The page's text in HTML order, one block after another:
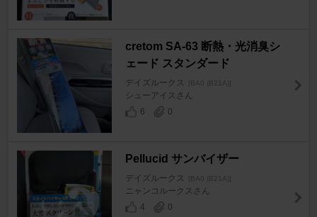
cretom SA-63 断熱・光消臭シ
ェード スタンダード
デイズルークス [BA0 (B21A)]
シューアイスさん
6
0
Pellucid サンバイザー
デイズルークス [BA0 (B21A)]
ニャンコルークスさん
4
0